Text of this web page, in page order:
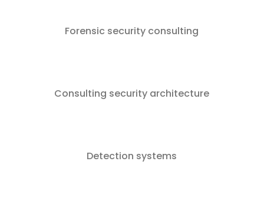
Forensic security consulting
Consulting security architecture
Detection systems